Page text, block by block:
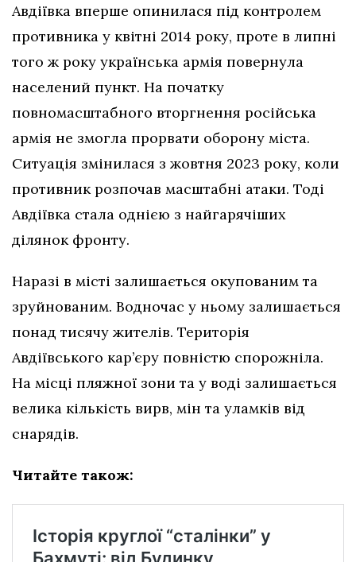
Авдіївка вперше опинилася під контролем
противника у квітні 2014 року, проте в липні
того ж року українська армія повернула
населений пункт. На початку
повномасштабного вторгнення російська
армія не змогла прорвати оборону міста.
Ситуація змінилася з жовтня 2023 року, коли
противник розпочав масштабні атаки. Тоді
Авдіївка стала однією з найгарячіших
ділянок фронту.
Наразі в місті залишається окупованим та
зруйнованим. Водночас у ньому залишається
понад тисячу жителів. Територія
Авдіївського кар’єру повністю спорожніла.
На місці пляжної зони та у воді залишається
велика кількість вирв, мін та уламків від
снарядів.
Читайте також: